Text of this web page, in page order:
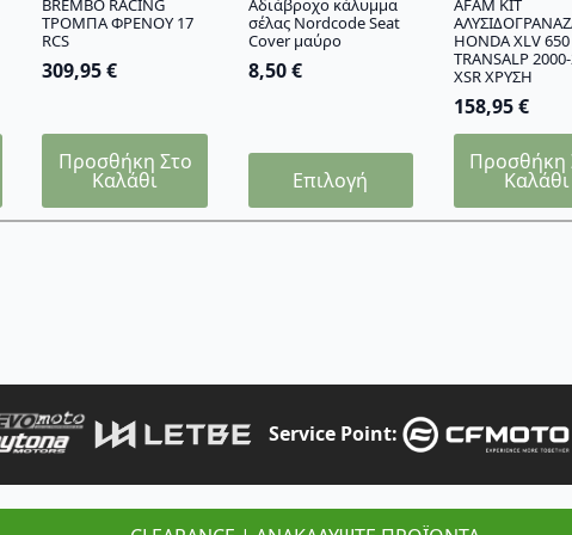
BREMBO RACING
ΤΡΟΜΠΑ ΦΡΕΝΟΥ 17
RCS
309,95€
Προσθήκη Στο
Καλάθι
Aδιάβροχο κάλυμμα
σέλας Nordcode Seat
Cover μαύρο
8,50€
Επιλογή
προϊόν
επιλεγούν
στη
σελίδα
του
AFAM KIT
HONDA XLV 650
TRANSALP
XSR ΧΡΥΣΗ
158,95€
Προσθήκη
Καλάθι
Service Point: